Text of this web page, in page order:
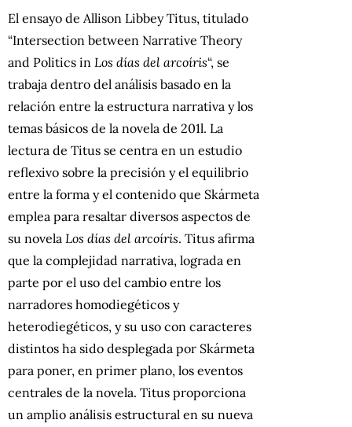
El ensayo de Allison Libbey Titus, titulado
“Intersection between Narrative Theory
and Politics in Los días del arcoíris“, se
trabaja dentro del análisis basado en la
relación entre la estructura narrativa y los
temas básicos de la novela de 201l. La
lectura de Titus se centra en un estudio
reflexivo sobre la precisión y el equilibrio
entre la forma y el contenido que Skármeta
emplea para resaltar diversos aspectos de
su novela Los días del arcoíris. Titus afirma
que la complejidad narrativa, lograda en
parte por el uso del cambio entre los
narradores homodiegéticos y
heterodiegéticos, y su uso con caracteres
distintos ha sido desplegada por Skármeta
para poner, en primer plano, los eventos
centrales de la novela. Titus proporciona
un amplio análisis estructural en su nueva